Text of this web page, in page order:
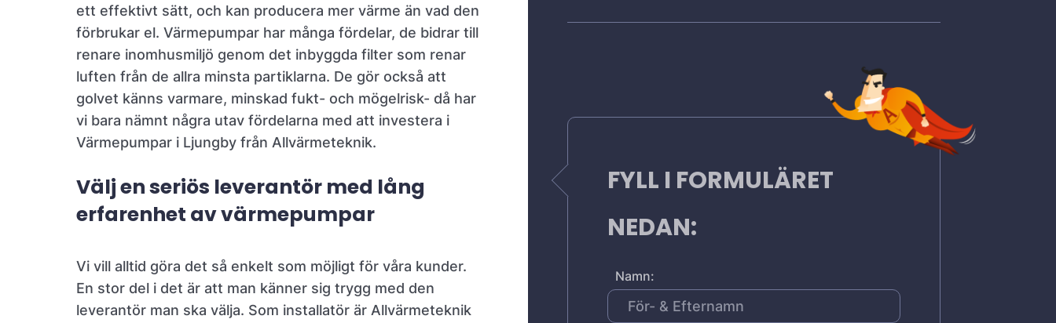
ett effektivt sätt, och kan producera mer värme än vad den
förbrukar el. Värmepumpar har många fördelar, de bidrar till
renare inomhusmiljö genom det inbyggda filter som renar
luften från de allra minsta partiklarna. De gör också att
golvet känns varmare, minskad fukt- och mögelrisk- då har
vi bara nämnt några utav fördelarna med att investera i
Värmepumpar i Ljungby från Allvärmeteknik.
Välj en seriös leverantör med lång
erfarenhet av värmepumpar
Vi vill alltid göra det så enkelt som möjligt för våra kunder.
En stor del i det är att man känner sig trygg med den
leverantör man ska välja. Som installatör är Allvärmeteknik
FYLL I FORMULÄRET
NEDAN:
Namn: